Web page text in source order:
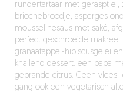
rundertartaar met geraspt ei,
briochebroodje; asperges
mousselinesaus met saké,
perfect geschroeide
granaatappel-hibiscusgelei
knallend dessert: een baba
gebrande citrus. Geen
gang ook een vegetarisch